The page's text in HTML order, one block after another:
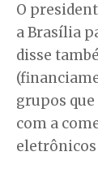
O
a Brasília
disse
grupos
com a